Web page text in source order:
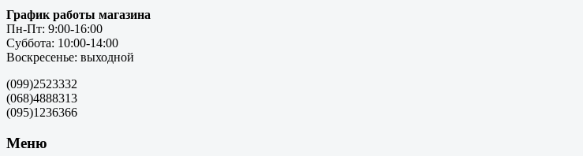
График работы магазина
Пн-Пт: 9:00-16:00
Суббота: 10:00-14:00
Воскресенье: выходной
(099)2523332
(068)4888313
(095)1236366
Меню